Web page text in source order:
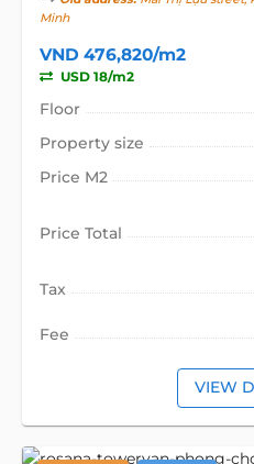
Minh
VND 476,820/m2
USD 18/m2
Floor
Property size
Price M2
Price Total
Tax
Fee
VIEW